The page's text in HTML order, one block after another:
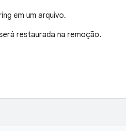
em um arquivo.
restaurada na remoção.